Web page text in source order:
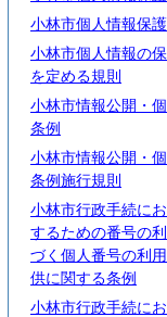
小林市個人情報保
小林市個人情報の
を定める規則
小林市情報公開・
条例
小林市情報公開・
条例施行規則
小林市行政手続に
するための番号の
づく個人番号の利
供に関する条例
小林市行政手続に